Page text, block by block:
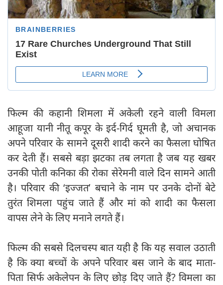
फिल्म की कहानी शिमला में अकेली रहने वाली विमला
आहूजा यानी नीतू कपूर के इर्द-गिर्द घूमती है, जो अचानक
अपने परिवार के सामने दूसरी शादी करने का फैसला घोषित
कर देती हैं। सबसे बड़ा झटका तब लगता है जब यह खबर
उनकी पोती कनिका की रोका सेरेमनी वाले दिन सामने आती
है। परिवार की ‘इज्जत’ बचाने के नाम पर उनके दोनों बेटे
तुरंत शिमला पहुंच जाते हैं और मां को शादी का फैसला
वापस लेने के लिए मनाने लगते हैं।
फिल्म की सबसे दिलचस्प बात यही है कि यह सवाल उठाती
है कि क्या बच्चों के अपने परिवार बस जाने के बाद माता-
पिता सिर्फ अकेलेपन के लिए छोड़ दिए जाते हैं? विमला का